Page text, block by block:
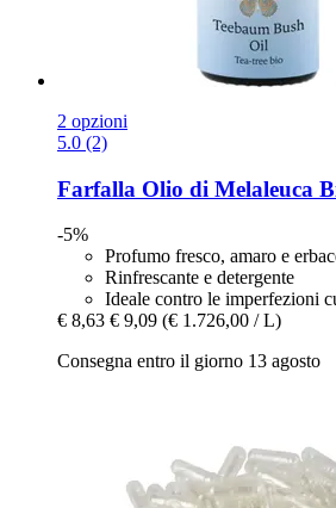
2 opzioni
5.0 (2)
Farfalla Olio di Melaleuca
-5%
Profumo fresco, amaro e
Rinfrescante e detergente
Ideale contro le imperfezioni
€ 8,63 € 9,09 (€ 1.726,00 / L)
Consegna entro il giorno 13 agosto